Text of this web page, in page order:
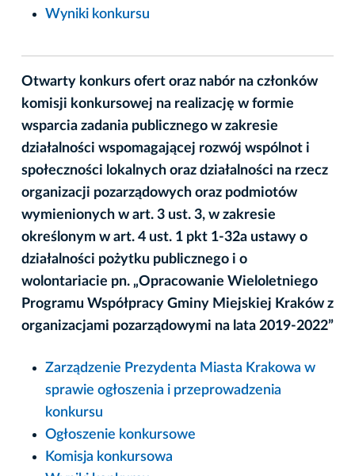
Wyniki konkursu
Otwarty konkurs ofert oraz nabór na członków
komisji konkursowej na realizację w formie
wsparcia zadania publicznego w zakresie
działalności wspomagającej rozwój wspólnot i
społeczności lokalnych oraz działalności na rzecz
organizacji pozarządowych oraz podmiotów
wymienionych w art. 3 ust. 3, w zakresie
określonym w art. 4 ust. 1 pkt 1-32a ustawy o
działalności pożytku publicznego i o
wolontariacie pn. „Opracowanie Wieloletniego
Programu Współpracy Gminy Miejskiej Kraków z
organizacjami pozarządowymi na lata 2019-2022”
Zarządzenie Prezydenta Miasta Krakowa w
sprawie ogłoszenia i przeprowadzenia
konkursu
Ogłoszenie konkursowe
Komisja konkursowa